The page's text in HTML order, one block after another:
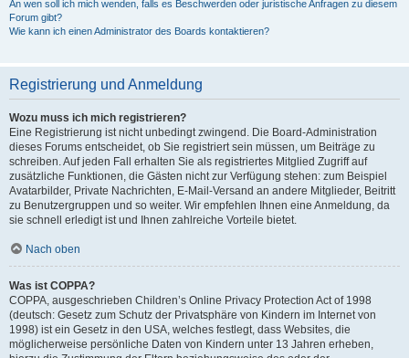
An wen soll ich mich wenden, falls es Beschwerden oder juristische Anfragen zu diesem
Forum gibt?
Wie kann ich einen Administrator des Boards kontaktieren?
Registrierung und Anmeldung
Wozu muss ich mich registrieren?
Eine Registrierung ist nicht unbedingt zwingend. Die Board-Administration
dieses Forums entscheidet, ob Sie registriert sein müssen, um Beiträge zu
schreiben. Auf jeden Fall erhalten Sie als registriertes Mitglied Zugriff auf
zusätzliche Funktionen, die Gästen nicht zur Verfügung stehen: zum Beispiel
Avatarbilder, Private Nachrichten, E-Mail-Versand an andere Mitglieder, Beitritt
zu Benutzergruppen und so weiter. Wir empfehlen Ihnen eine Anmeldung, da
sie schnell erledigt ist und Ihnen zahlreiche Vorteile bietet.
Nach oben
Was ist COPPA?
COPPA, ausgeschrieben Children’s Online Privacy Protection Act of 1998
(deutsch: Gesetz zum Schutz der Privatsphäre von Kindern im Internet von
1998) ist ein Gesetz in den USA, welches festlegt, dass Websites, die
möglicherweise persönliche Daten von Kindern unter 13 Jahren erheben,